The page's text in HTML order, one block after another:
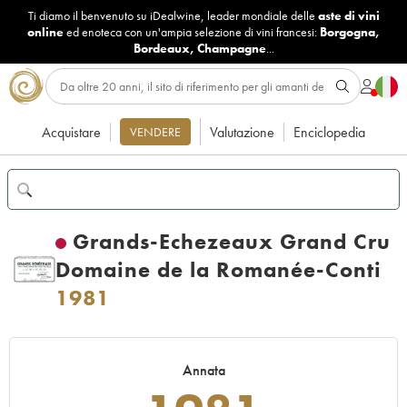
Ti diamo il benvenuto su iDealwine, leader mondiale delle aste di vini
onlineed enoteca con un'ampia selezione di vini francesi: Borgogna,
Bordeaux, Champagne...
Acquistare VENDERE Valutazione Enciclopedia
Grands-Echezeaux Grand Cru
Domaine de la Romanée-Conti
1981
Annata